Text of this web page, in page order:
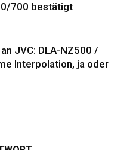
700 bestätigt
JVC: DLA-NZ500 /
Interpolation, ja oder